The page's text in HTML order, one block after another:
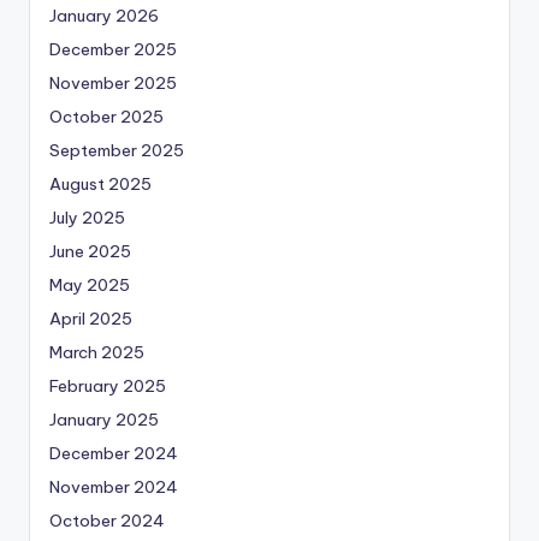
January 2026
December 2025
November 2025
October 2025
September 2025
August 2025
July 2025
June 2025
May 2025
April 2025
March 2025
February 2025
January 2025
December 2024
November 2024
October 2024